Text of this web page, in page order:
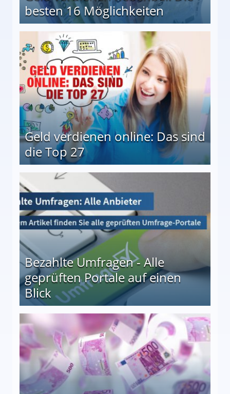
besten 16 Möglichkeiten
Geld verdienen online: Das sind
die Top 27
Bezahlte Umfragen - Alle
geprüften Portale auf einen
Blick
auf einen Blick